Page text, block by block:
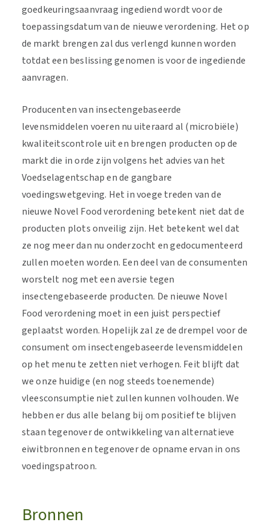
goedkeuringsaanvraag ingediend wordt voor de
toepassingsdatum van de nieuwe verordening. Het op
de markt brengen zal dus verlengd kunnen worden
totdat een beslissing genomen is voor de ingediende
aanvragen.
Producenten van insectengebaseerde
levensmiddelen voeren nu uiteraard al (microbiële)
kwaliteitscontrole uit en brengen producten op de
markt die in orde zijn volgens het advies van het
Voedselagentschap en de gangbare
voedingswetgeving. Het in voege treden van de
nieuwe Novel Food verordening betekent niet dat de
producten plots onveilig zijn. Het betekent wel dat
ze nog meer dan nu onderzocht en gedocumenteerd
zullen moeten worden. Een deel van de consumenten
worstelt nog met een aversie tegen
insectengebaseerde producten. De nieuwe Novel
Food verordening moet in een juist perspectief
geplaatst worden. Hopelijk zal ze de drempel voor de
consument om insectengebaseerde levensmiddelen
op het menu te zetten niet verhogen. Feit blijft dat
we onze huidige (en nog steeds toenemende)
vleesconsumptie niet zullen kunnen volhouden. We
hebben er dus alle belang bij om positief te blijven
staan tegenover de ontwikkeling van alternatieve
eiwitbronnen en tegenover de opname ervan in ons
voedingspatroon.
Bronnen